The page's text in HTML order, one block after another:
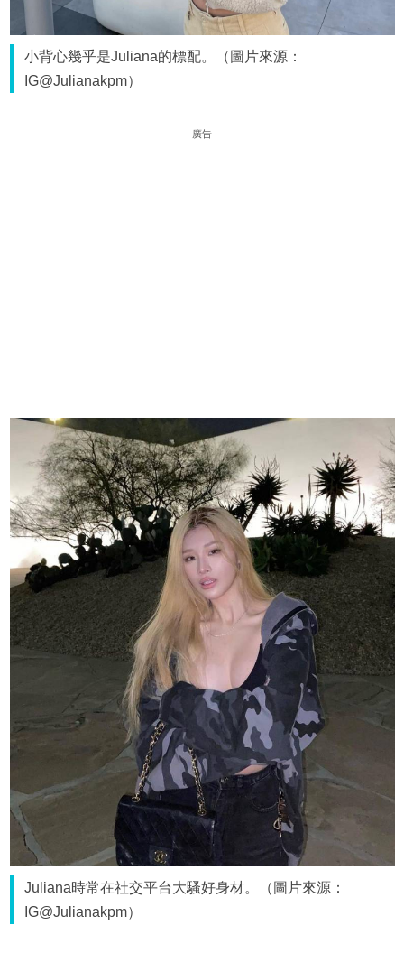
小背心幾乎是Juliana的標配。（圖片來源：
IG@Julianakpm）
廣告
Juliana時常在社交平台大騷好身材。（圖片來源：
IG@Julianakpm）